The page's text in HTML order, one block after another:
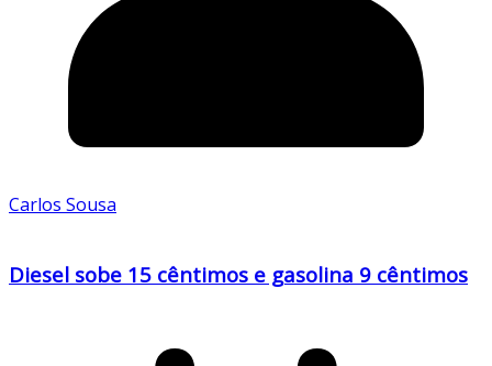
Carlos Sousa
Diesel sobe 15 cêntimos e gasolina 9 cêntimos